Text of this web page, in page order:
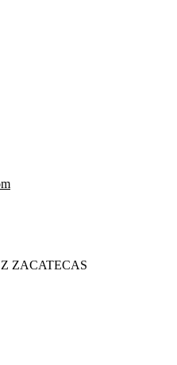
ZACATECAS